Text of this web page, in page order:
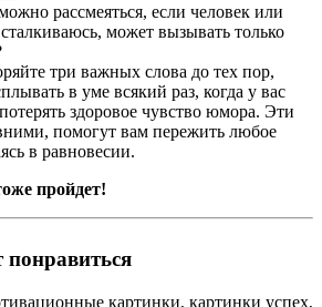
рассмеяться, если человек или
может вызывать только
три важных слова до тех пор,
в уме всякий раз, когда у вас
здоровое чувство юмора. Эти
помогут вам пережить любое
в равновесии.
пройдет!